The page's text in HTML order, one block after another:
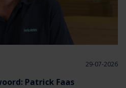
29-07-2026
Patrick Faas